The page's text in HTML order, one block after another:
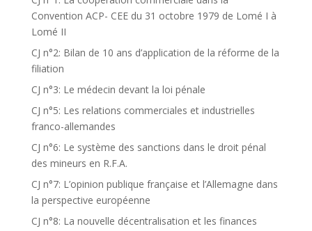
Convention ACP- CEE du 31 octobre 1979 de Lomé I à
Lomé II
CJ n°2: Bilan de 10 ans d’application de la réforme de la
filiation
CJ n°3: Le médecin devant la loi pénale
CJ n°5: Les relations commerciales et industrielles
franco-allemandes
CJ n°6: Le système des sanctions dans le droit pénal
des mineurs en R.F.A.
CJ n°7: L’opinion publique française et l’Allemagne dans
la perspective européenne
CJ n°8: La nouvelle décentralisation et les finances